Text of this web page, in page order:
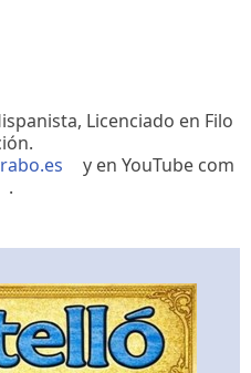
Licenciado en Filo
y en YouTube com
.